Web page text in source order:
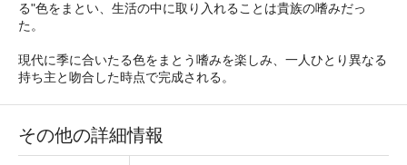
る"色をまとい、生活の中に取り入れることは貴族の嗜みだっ
た。
現代に季に合いたる色をまとう嗜みを楽しみ、一人ひとり異なる
持ち主と吻合した時点で完成される。
その他の詳細情報